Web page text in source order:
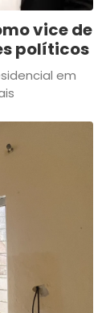
vice de
políticos
em